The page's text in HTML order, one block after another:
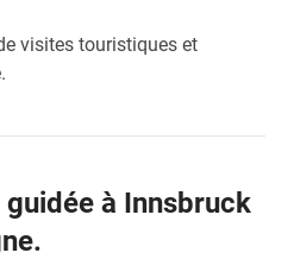
visites touristiques et
à Innsbruck